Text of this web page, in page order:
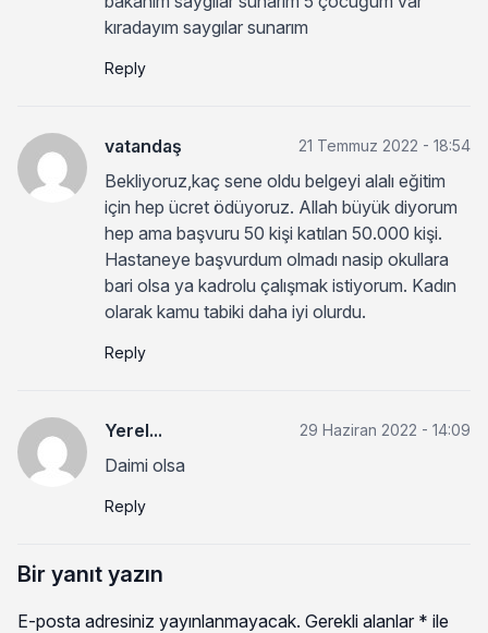
kıradayım saygılar sunarım
Reply
vatandaş 21 Temmuz 2022 - 18:54
Bekliyoruz,kaç sene oldu belgeyi alalı eğitim
için hep ücret ödüyoruz. Allah büyük diyorum
hep ama başvuru 50 kişi katılan 50.000 kişi.
Hastaneye başvurdum olmadı nasip okullara
bari olsa ya kadrolu çalışmak istiyorum. Kadın
olarak kamu tabiki daha iyi olurdu.
Reply
Yerel... 29 Haziran 2022 - 14:09
Daimi olsa
Reply
Bir yanıt yazın
E-posta adresiniz yayınlanmayacak. Gerekli alanlar * ile